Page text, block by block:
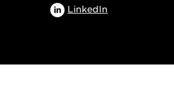
LinkedIn